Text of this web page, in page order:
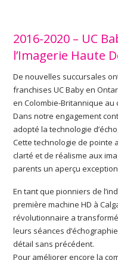
2016-2020 – UC
l’Imagerie Haute
De nouvelles succursales
franchises UC Baby en
en Colombie-Britannique
Dans notre engagement
adopté la technologie
Cette technologie de pointe
clarté et de réalisme aux
parents un aperçu
En tant que pionniers de
première machine HD à
révolutionnaire a
leurs séances
détail sans précédent.
Pour améliorer encore la